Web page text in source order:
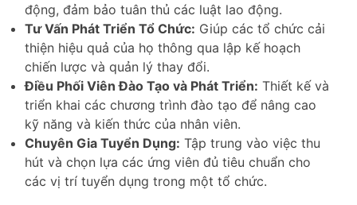
động, đảm bảo tuân thủ các luật lao động.
Tư Vấn Phát Triển Tổ Chức: Giúp các tổ chức cải
thiện hiệu quả của họ thông qua lập kế hoạch
chiến lược và quản lý thay đổi.
Điều Phối Viên Đào Tạo và Phát Triển: Thiết kế và
triển khai các chương trình đào tạo để nâng cao
kỹ năng và kiến thức của nhân viên.
Chuyên Gia Tuyển Dụng: Tập trung vào việc thu
hút và chọn lựa các ứng viên đủ tiêu chuẩn cho
các vị trí tuyển dụng trong một tổ chức.